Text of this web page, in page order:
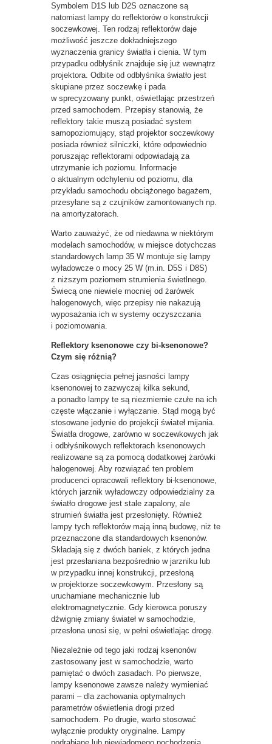
Symbolem D1S lub D2S oznaczone są
natomiast lampy do reflektorów o konstrukcji
soczewkowej. Ten rodzaj reflektorów daje
możliwość jeszcze dokładniejszego
wyznaczenia granicy światła i cienia. W tym
przypadku odbłyśnik znajduje się już wewnątrz
projektora. Odbite od odbłyśnika światło jest
skupiane przez soczewkę i pada
w sprecyzowany punkt, oświetlając przestrzeń
przed samochodem. Przepisy stanowią, że
reflektory takie muszą posiadać system
samopoziomujący, stąd projektor soczewkowy
posiada również silniczki, które odpowiednio
poruszając reflektorami odpowiadają za
utrzymanie ich poziomu. Informacje
o aktualnym odchyleniu od poziomu, dla
przykładu samochodu obciążonego bagażem,
przesyłane są z czujników zamontowanych np.
na amortyzatorach.
Warto zauważyć, że od niedawna w niektórym
modelach samochodów, w miejsce dotychczas
standardowych lamp 35 W montuje się lampy
wyładowcze o mocy 25 W (m.in. D5S i D8S)
z niższym poziomem strumienia świetlnego.
Świecą one niewiele mocniej od żarówek
halogenowych, więc przepisy nie nakazują
wyposażania ich w systemy oczyszczania
i poziomowania.
Reflektory ksenonowe czy bi-ksenonowe?
Czym się różnią?
Czas osiągnięcia pełnej jasności lampy
ksenonowej to zazwyczaj kilka sekund,
a ponadto lampy te są niezmiernie czułe na ich
częste włączanie i wyłączanie. Stąd mogą być
stosowane jedynie do projekcji świateł mijania.
Światła drogowe, zarówno w soczewkowych jak
i odbłyśnikowych reflektorach ksenonowych
realizowane są za pomocą dodatkowej żarówki
halogenowej. Aby rozwiązać ten problem
producenci opracowali reflektory bi-ksenonowe,
których jarznik wyładowczy odpowiedzialny za
światło drogowe jest stale zapalony, ale
strumień światła jest przesłonięty. Również
lampy tych reflektorów mają inną budowę, niż te
przeznaczone dla standardowych ksenonów.
Składają się z dwóch baniek, z których jedna
jest przesłaniana bezpośrednio w jarzniku lub
w przypadku innej konstrukcji, przesłoną
w projektorze soczewkowym. Przesłony są
uruchamiane mechanicznie lub
elektromagnetycznie. Gdy kierowca poruszy
dźwignię zmiany świateł w samochodzie,
przesłona unosi się, w pełni oświetlając drogę.
Niezależnie od tego jaki rodzaj ksenonów
zastosowany jest w samochodzie, warto
pamiętać o dwóch zasadach. Po pierwsze,
lampy ksenonowe zawsze należy wymieniać
parami – dla zachowania optymalnych
parametrów oświetlenia drogi przed
samochodem. Po drugie, warto stosować
wyłącznie produkty oryginalne. Lampy